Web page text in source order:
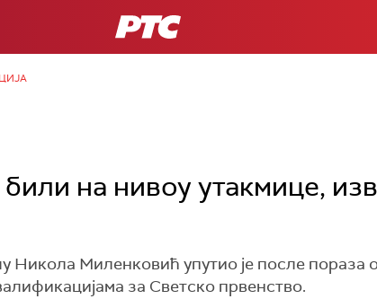
РТС
на нивоу утакмице,
Никола Миленковић упутио је после
за Светско првенство.